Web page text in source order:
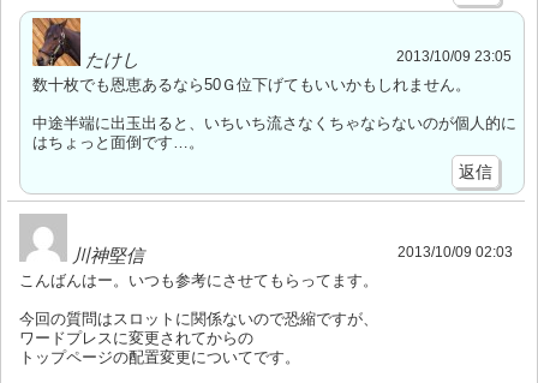
たけし 2013/10/09 23:05
数十枚でも恩恵あるなら50Ｇ位下げてもいいかもしれません。
中途半端に出玉出ると、いちいち流さなくちゃならないのが個人的に
はちょっと面倒です…。
返信
川神堅信 2013/10/09 02:03
こんばんはー。いつも参考にさせてもらってます。
今回の質問はスロットに関係ないので恐縮ですが、
ワードプレスに変更されてからの
トップページの配置変更についてです。